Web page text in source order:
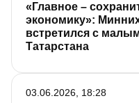
«Главное –
экономику»:
встретился с
Татарстана
03.06.2026, 18:28